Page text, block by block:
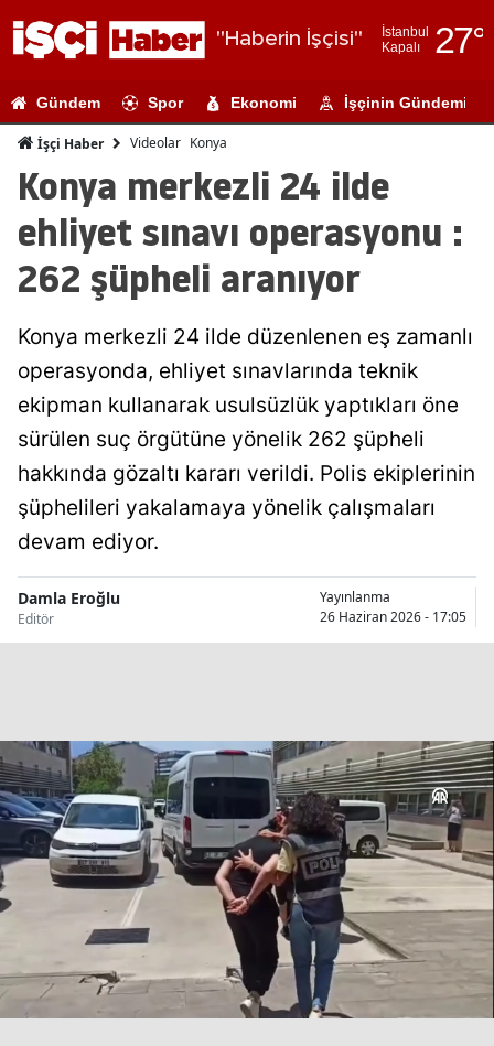
"Haberin İşçisi"
İstanbul
Kapalı
27°
Adıyaman
Amasya
Antalya
Artvin
Aydın
Balıkesir
Bilecik
Bitlis
Bursa
Çanakkale
Çankırı
Çorum
Denizli
Diyarbakır
Edirne
Gündem Spor Ekonomi İşçinin Gündemi
İşçi Haber Videolar Konya
Konya merkezli 24 ilde
ehliyet sınavı operasyonu :
262 şüpheli aranıyor
Konya merkezli 24 ilde düzenlenen eş zamanlı
operasyonda, ehliyet sınavlarında teknik
ekipman kullanarak usulsüzlük yaptıkları öne
sürülen suç örgütüne yönelik 262 şüpheli
hakkında gözaltı kararı verildi. Polis ekiplerinin
şüphelileri yakalamaya yönelik çalışmaları
devam ediyor.
Damla Eroğlu
Editör
Yayınlanma
26 Haziran 2026 - 17:05